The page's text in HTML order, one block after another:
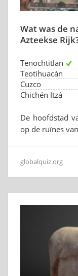
Wat was de
Azteekse
Tenochtitlan
Teotihuacán
Cuzco
Chichén Itzá
De hoofdstad
op de ruïnes
globalquiz.org